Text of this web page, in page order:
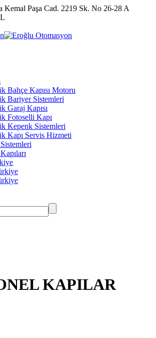
Kemal Paşa Cad. 2219 Sk. No 26-28 A
Bahçe Kapısı Motoru
Bariyer Sistemleri
Garaj Kapısı
Fotoselli Kapı
Kepenk Sistemleri
Kapı Servis Hizmeti
KAPILAR